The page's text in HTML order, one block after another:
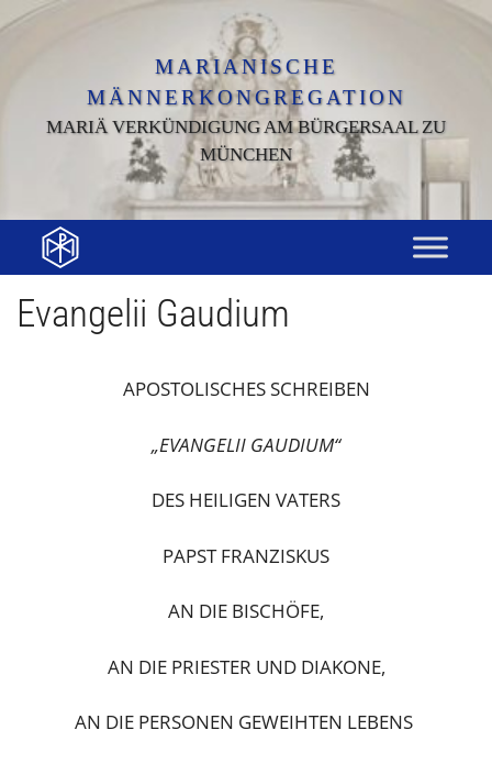
Zum
MARIANISCHE
MÄNNERKONGREGATION
MARIÄ VERKÜNDIGUNG AM BÜRGERSAAL ZU
MÜNCHEN
Evangelii Gaudium
APOSTOLISCHES SCHREIBEN
„EVANGELII GAUDIUM“
DES HEILIGEN VATERS
PAPST FRANZISKUS
AN DIE BISCHÖFE,
AN DIE PRIESTER UND DIAKONE,
AN DIE PERSONEN GEWEIHTEN LEBENS